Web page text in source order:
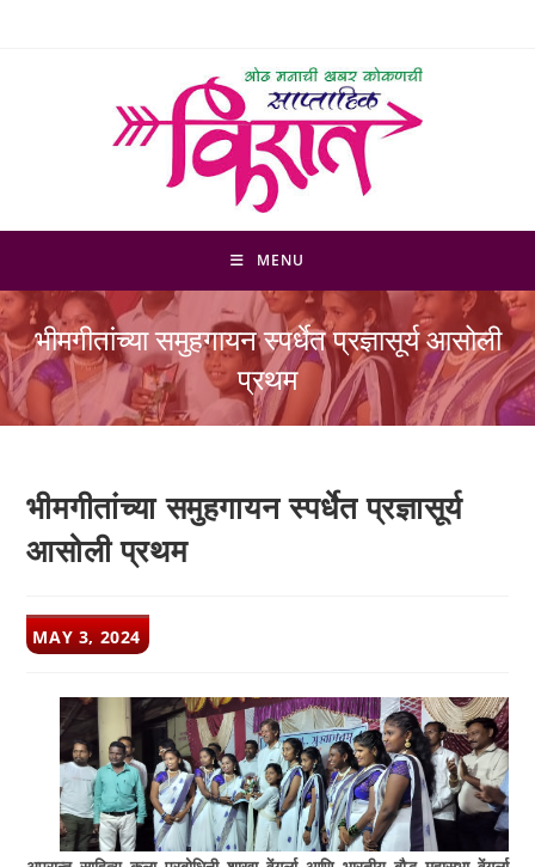
MENU
भीमगीतांच्या समुहगायन स्पर्धेत प्रज्ञासूर्य आसोली
प्रथम
भीमगीतांच्या समुहगायन स्पर्धेत प्रज्ञासूर्य
आसोली प्रथम
POST
PUBLISHED:
MAY 3, 2024